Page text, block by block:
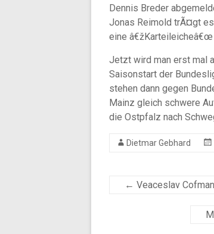
Dennis Breder
Jonas Reimold trÃ¤gt
eine
Jetzt wird man erst mal
Saisonstart der
stehen dann gegen
Mainz gleich schwere
die Ostpfalz nach
Dietmar Gebhard
← Veaceslav